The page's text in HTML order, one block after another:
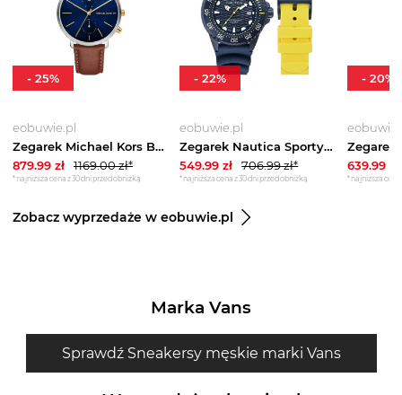
eobuwie.pl
Zegarek Michael Kors Blake MK9209 Brązowy
879.99 zł 1169.00zł*
*najniższa cena z 30 dni przed obniżką
- 25%
eobuwie.pl
Zegarek Nautica Sporty SET NAPSDS506 Granatowy
549.99 zł 706.99zł*
*najniższa cena z 30 dni przed obniżką
-22%
639.99zł
*najniższa cena
- 20%
Zobacz wyprzedaże w eobuwie.pl
Marka Vans
Sprawdź Sneakersy męskie marki Vans